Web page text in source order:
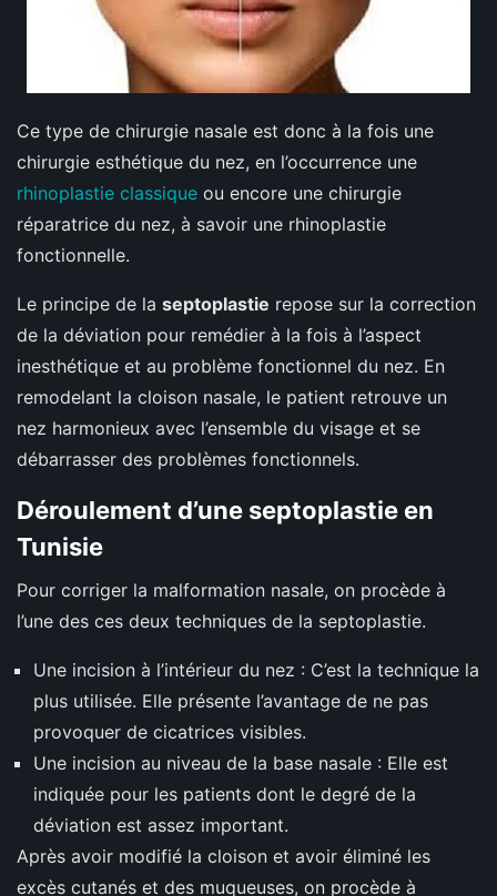
Ce type de chirurgie nasale est donc à la fois une
chirurgie esthétique du nez, en l’occurrence une
rhinoplastie classique ou encore une chirurgie
réparatrice du nez, à savoir une rhinoplastie
fonctionnelle.
Le principe de la septoplastie repose sur la correction
de la déviation pour remédier à la fois à l’aspect
inesthétique et au problème fonctionnel du nez. En
remodelant la cloison nasale, le patient retrouve un
nez harmonieux avec l’ensemble du visage et se
débarrasser des problèmes fonctionnels.
Déroulement d’une septoplastie en
Tunisie
Pour corriger la malformation nasale, on procède à
l’une des ces deux techniques de la septoplastie.
Une incision à l’intérieur du nez : C’est la technique la
plus utilisée. Elle présente l’avantage de ne pas
provoquer de cicatrices visibles.
Une incision au niveau de la base nasale : Elle est
indiquée pour les patients dont le degré de la
déviation est assez important.
Après avoir modifié la cloison et avoir éliminé les
excès cutanés et des muqueuses, on procède à